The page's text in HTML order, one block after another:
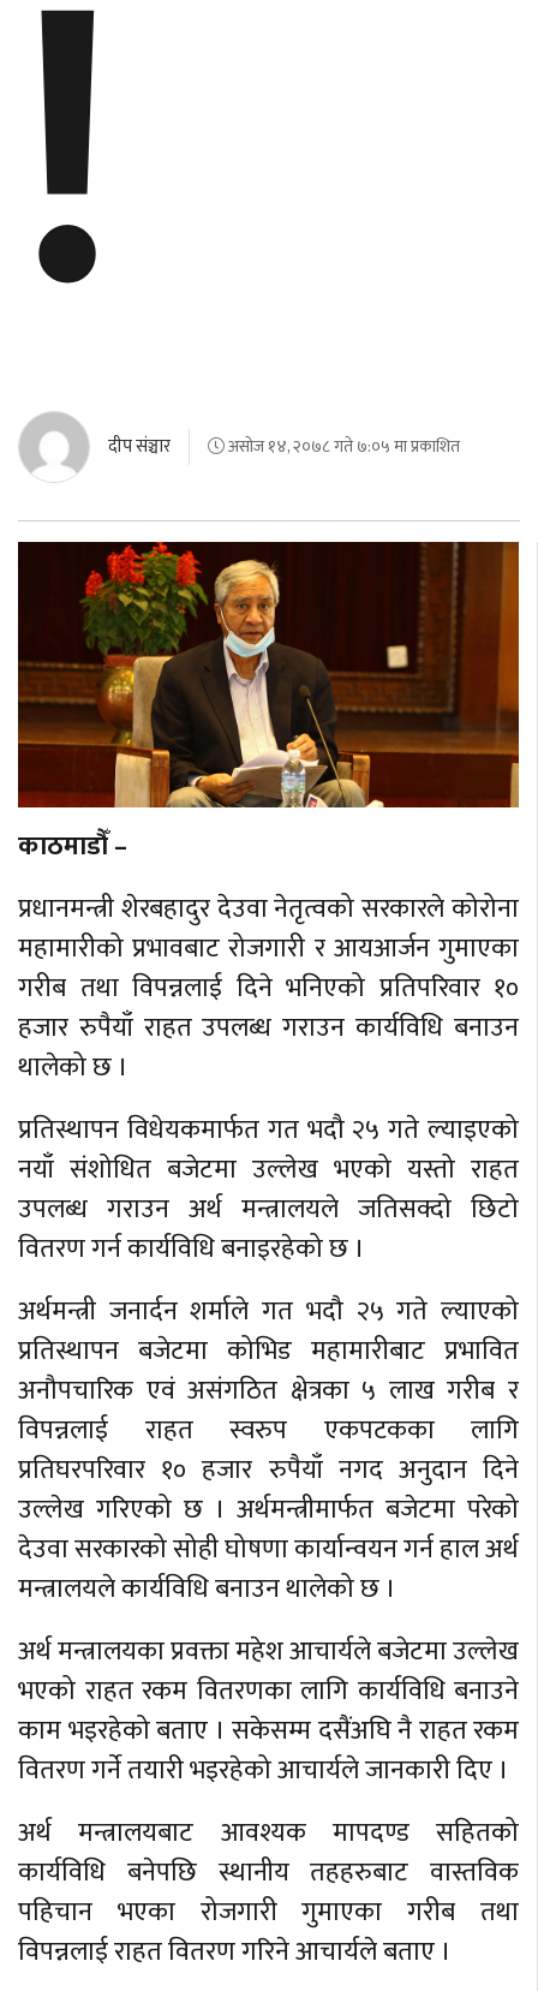
! दीप संञ्चार असोज १४, २०७८ गते ७:०५ मा प्रकाशित
काठमाडौँ –
प्रधानमन्त्री शेरबहादुर देउवा नेतृत्वको सरकारले कोरोना
महामारीको प्रभावबाट रोजगारी र आयआर्जन गुमाएका
गरीब तथा विपन्नलाई दिने भनिएको प्रतिपरिवार १०
हजार रुपैयाँ राहत उपलब्ध गराउन कार्यविधि बनाउन
थालेको छ ।
प्रतिस्थापन विधेयकमार्फत गत भदौ २५ गते ल्याइएको
नयाँ संशोधित बजेटमा उल्लेख भएको यस्तो राहत
उपलब्ध गराउन अर्थ मन्त्रालयले जतिसक्दो छिटो
वितरण गर्न कार्यविधि बनाइरहेको छ ।
अर्थमन्त्री जनार्दन शर्माले गत भदौ २५ गते ल्याएको
प्रतिस्थापन बजेटमा कोभिड महामारीबाट प्रभावित
अनौपचारिक एवं असंगठित क्षेत्रका ५ लाख गरीब र
विपन्नलाई राहत स्वरुप एकपटकका लागि
प्रतिघरपरिवार १० हजार रुपैयाँ नगद अनुदान दिने
उल्लेख गरिएको छ । अर्थमन्त्रीमार्फत बजेटमा परेको
देउवा सरकारको सोही घोषणा कार्यान्वयन गर्न हाल अर्थ
मन्त्रालयले कार्यविधि बनाउन थालेको छ ।
अर्थ मन्त्रालयका प्रवक्ता महेश आचार्यले बजेटमा उल्लेख
भएको राहत रकम वितरणका लागि कार्यविधि बनाउने
काम भइरहेको बताए । सकेसम्म दसैंअघि नै राहत रकम
वितरण गर्ने तयारी भइरहेको आचार्यले जानकारी दिए ।
अर्थ मन्त्रालयबाट आवश्यक मापदण्ड सहितको
कार्यविधि बनेपछि स्थानीय तहहरुबाट वास्तविक
पहिचान भएका रोजगारी गुमाएका गरीब तथा
विपन्नलाई राहत वितरण गरिने आचार्यले बताए ।